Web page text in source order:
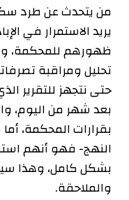
من يتحدث عن طرد
يريد الاستمرار في
ظهورهم للمحكمة،
تحليل ومراقبة
حتى نتجهز للتقرير
بعد شهر من اليوم،
بقرارات المحكمة،
النهج- فهو أنهم
بشكل كامل، وهذا
والملاحقة.